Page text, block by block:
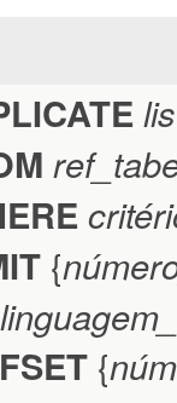
{
{